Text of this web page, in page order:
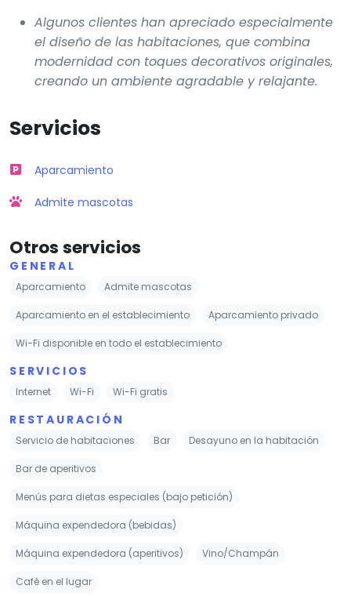
Algunos clientes han apreciado especialmente
el diseño de las habitaciones, que combina
modernidad con toques decorativos originales,
creando un ambiente agradable y relajante.
Servicios
Aparcamiento
Admite mascotas
Otros servicios
GENERAL
Aparcamiento Admite mascotas
Aparcamiento en el establecimiento Aparcamiento privado
Wi-Fi disponible en todo el establecimiento
SERVICIOS
Internet Wi-Fi Wi-Fi gratis
RESTAURACIÓN
Servicio de habitaciones Bar Desayuno en la habitación
Bar de aperitivos
Menús para dietas especiales (bajo petición)
Máquina expendedora (bebidas)
Máquina expendedora (aperitivos) Vino/Champán
Café en el lugar